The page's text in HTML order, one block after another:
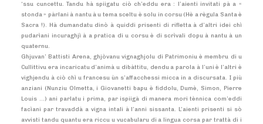
‘ssu cuncettu. Tandu hà spiigatu ciò ch’eddu era : l’aienti invitati pà a «
stonda » pàrlani à nantu à u tema sceltu è solu in corsu (Hè a règula Santa è
Sacra !). Hà dumandatu dinò à quiddi prisenti di rifletta à d’altri idei chì
pudarìani incuraghjì à a pratica di u corsu è di scrìvali dopu à nantu à un
quaternu.
Ghjuvan’ Battisti Arena, ghjòvanu vignaghjolu di Patrimoniu è membru di u
Cullittivu era incaricatu d’animà u dibàttitu, dendu a parola à l’uni è l’altri è
vighjendu à ciò chì u francesu ùn s’affacchessi micca in a discursata. I più
anziani (Nunziu Olmetta, i Giovanetti bapu è fiddolu, Dumè, Simon, Pierre
Louis …) ani parlatu i prima, par ispiigà di manera mori tènnica com’eddi
facìani par travaddà a vigna intali à l’anni sissanta. L’aienti prisenti si sò
avvisti tandu quantu era riccu u vucabularu di a lingua corsa par trattà di i